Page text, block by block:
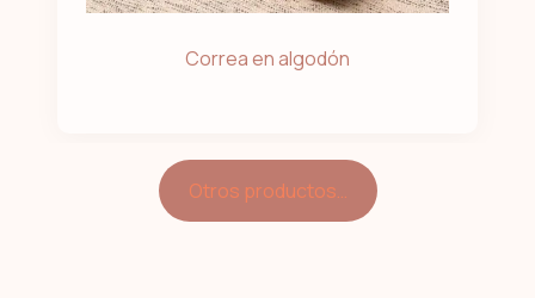
Correa en algodón
Otros productos…